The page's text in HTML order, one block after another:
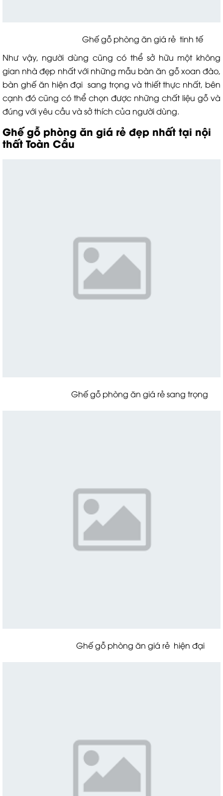
Ghế gỗ phòng ăn giá rẻ tinh tế
Như vậy, người dùng cũng có thể sở hữu một không
gian nhà đẹp nhất với những mẫu bàn ăn gỗ xoan đào,
bàn ghế ăn hiện đại sang trọng và thiết thực nhất, bên
cạnh đó cũng có thể chọn được những chất liệu gỗ và
đúng với yêu cầu và sở thích của người dùng.
Ghế gỗ phòng ăn giá rẻ đẹp nhất tại nội
thất Toàn Cầu
Ghế gỗ phòng ăn giá rẻ sang trọng
Ghế gỗ phòng ăn giá rẻ hiện đại